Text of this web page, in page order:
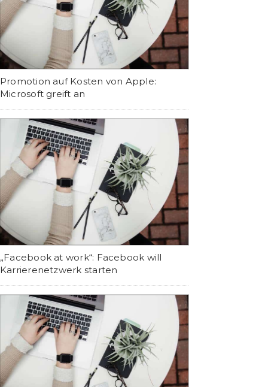
Promotion auf Kosten von Apple:
Microsoft greift an
„Facebook at work“: Facebook will
Karrierenetzwerk starten